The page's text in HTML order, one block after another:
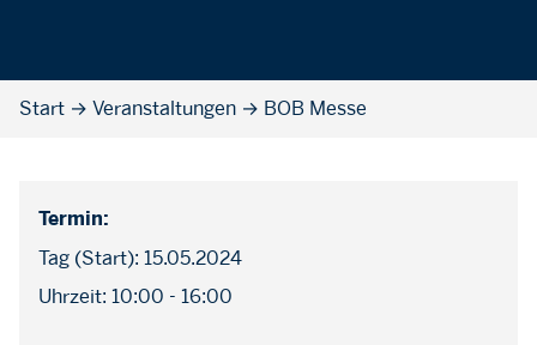
Start → Veranstaltungen → BOB Messe
Termin:
Tag (Start): 15.05.2024
Uhrzeit: 10:00 - 16:00